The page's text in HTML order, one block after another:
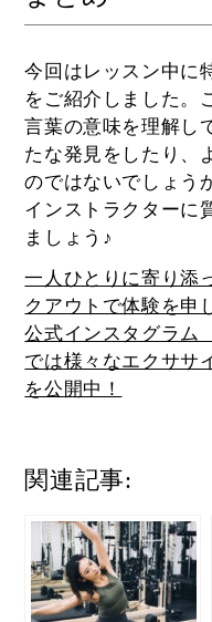
今回はレッスン中に
をご紹介しました。
言葉の意味を理解し
たな発見をしたり、
のではないでしょう
インストラクターに
ましょう♪
一人ひとりに寄り添
クアウトで体験を申
公式インスタグラム
では様々なエクササ
を公開中！
関連記事: